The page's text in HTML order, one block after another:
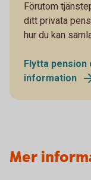
Förutom
ditt privata
hur du kan
Flytta pension
information
Mer